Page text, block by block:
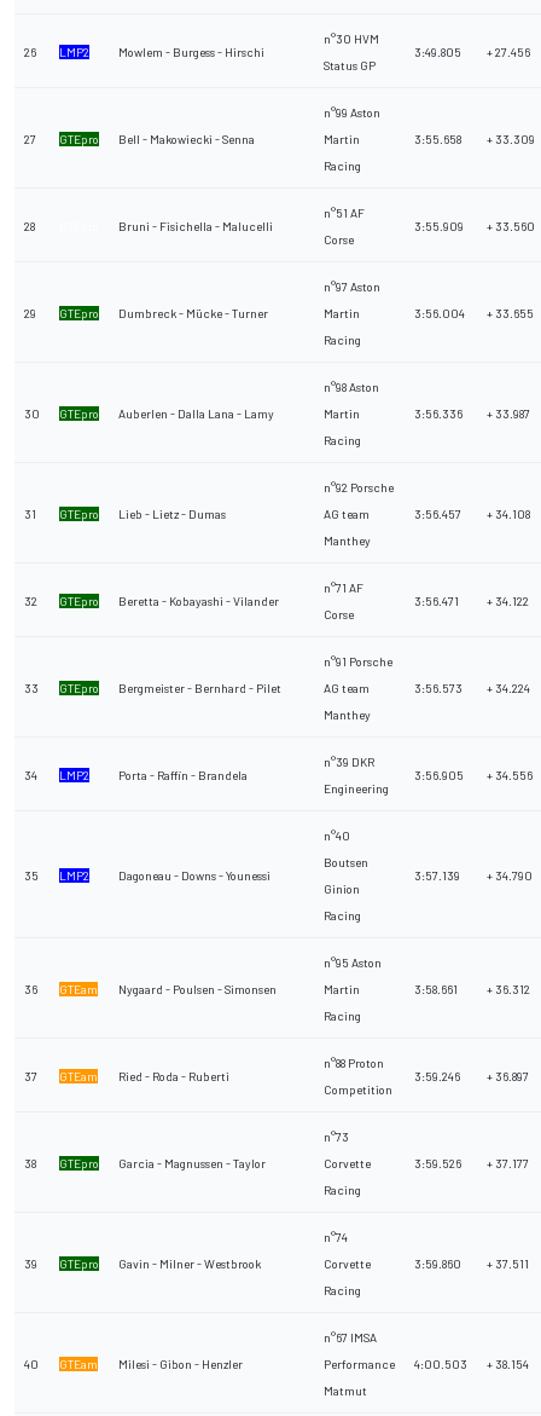
26 LMP2 Mowlem - Burgess - Hirschi
n°30 HVM
Status GP
3:49.805 + 27.456
27 GTEpro Bell - Makowiecki - Senna
n°99 Aston
Martin
Racing
3:55.658 + 33.309
28 Bruni - Fisichella - Malucelli
n°51 AF
Corse
3:55.909 + 33.560
29 GTEpro Dumbreck - Mücke - Turner
n°97 Aston
Martin
Racing
3:56.004 + 33.655
30 GTEpro Auberlen - Dalla Lana - Lamy
n°98 Aston
Martin
Racing
3:56.336 + 33.987
31 GTEpro Lieb - Lietz - Dumas
n°92 Porsche
AG team
Manthey
3:56.457 + 34.108
32 GTEpro Beretta - Kobayashi - Vilander
n°71 AF
Corse
3:56.471 + 34.122
33 GTEpro Bergmeister - Bernhard - Pilet
n°91 Porsche
AG team
Manthey
3:56.573 + 34.224
34 LMP2 Porta - Raffin - Brandela
n°39 DKR
Engineering
3:56.905 + 34.556
35 LMP2 Dagoneau - Downs - Younessi
n°40
Boutsen
Ginion
Racing
3:57.139 + 34.790
36 GTEam Nygaard - Poulsen - Simonsen
n°95 Aston
Martin
Racing
3:58.661 + 36.312
37 GTEam Ried - Roda - Ruberti
n°88 Proton
Competition
3:59.246 + 36.897
38 GTEpro Garcia - Magnussen - Taylor
n°73
Corvette
Racing
3:59.526 + 37.177
39 GTEpro Gavin - Milner - Westbrook
n°74
Corvette
Racing
3:59.860 + 37.511
40 GTEam Milesi - Gibon - Henzler
n°67 IMSA
Performance
Matmut
4:00.503 + 38.154